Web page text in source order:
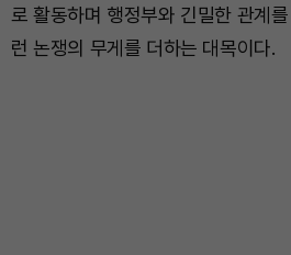
로 활동하며 행정부와 긴밀한 관계
런 논쟁의 무게를 더하는 대목이다.